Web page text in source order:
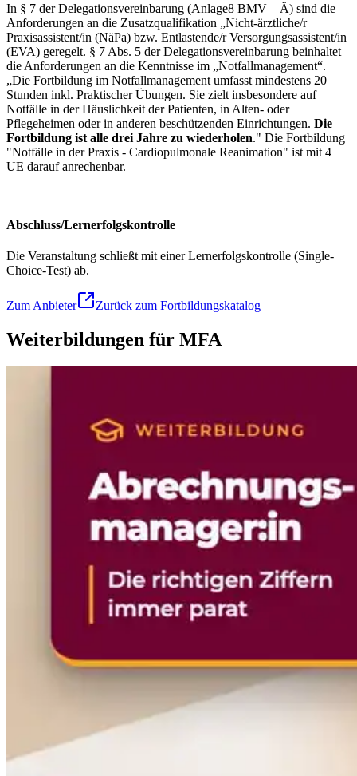
In § 7 der Delegationsvereinbarung (Anlage8 BMV – Ä) sind die
Anforderungen an die Zusatzqualifikation „Nicht-ärztliche/r
Praxisassistent/in (NäPa) bzw. Entlastende/r Versorgungsassistent/in
(EVA) geregelt. § 7 Abs. 5 der Delegationsvereinbarung beinhaltet
die Anforderungen an die Kenntnisse im „Notfallmanagement“.
„Die Fortbildung im Notfallmanagement umfasst mindestens 20
Stunden inkl. Praktischer Übungen. Sie zielt insbesondere auf
Notfälle in der Häuslichkeit der Patienten, in Alten- oder
Pflegeheimen oder in anderen beschützenden Einrichtungen. Die
Fortbildung ist alle drei Jahre zu wiederholen." Die Fortbildung
"Notfälle in der Praxis - Cardiopulmonale Reanimation" ist mit 4
UE darauf anrechenbar.
Abschluss/Lernerfolgskontrolle
Die Veranstaltung schließt mit einer Lernerfolgskontrolle (Single-
Choice-Test) ab.
Zum Anbieter Zurück zum Fortbildungskatalog
Weiterbildungen für MFA